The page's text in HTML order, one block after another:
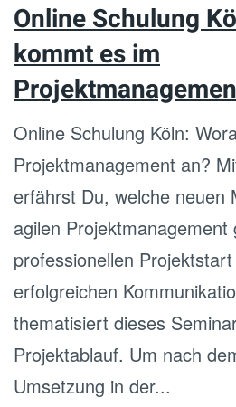
Online Schulung
kommt es im
Online Schulung Köln:
Projektmanagement an?
erfährst Du, welche neuen
agilen Projektmanagement
professionellen
erfolgreichen
thematisiert dieses
Projektablauf. Um nach
Umsetzung in der...